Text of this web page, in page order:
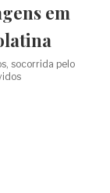
em
socorrida pelo